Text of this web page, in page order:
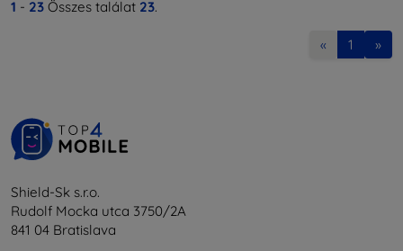
1 - 23 Összes találat 23.
« 1 »
Shield-Sk s.r.o.
Rudolf Mocka utca 3750/2A
841 04 Bratislava